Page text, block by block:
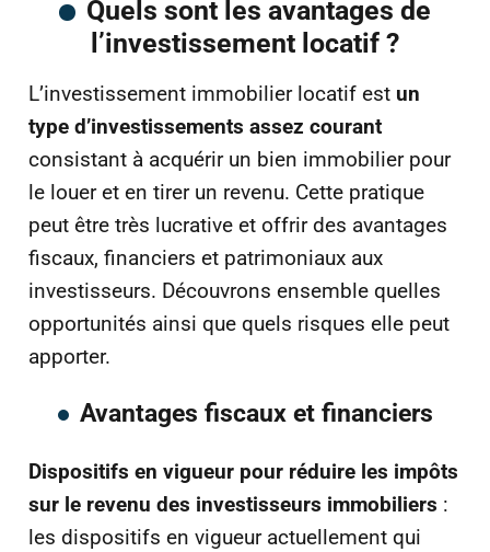
Quels sont les avantages de
l’investissement locatif ?
L’investissement immobilier locatif est un
type d’investissements assez courant
consistant à acquérir un bien immobilier pour
le louer et en tirer un revenu. Cette pratique
peut être très lucrative et offrir des avantages
fiscaux, financiers et patrimoniaux aux
investisseurs. Découvrons ensemble quelles
opportunités ainsi que quels risques elle peut
apporter.
Avantages fiscaux et financiers
Dispositifs en vigueur pour réduire les impôts
sur le revenu des investisseurs immobiliers :
les dispositifs en vigueur actuellement qui